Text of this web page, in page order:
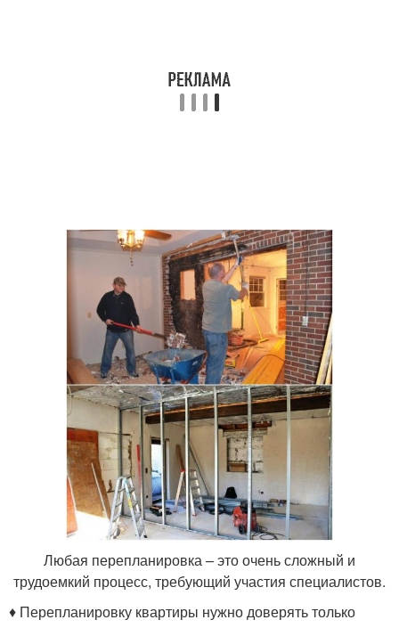
Любая перепланировка – это очень сложный и
трудоемкий процесс, требующий участия специалистов.
♦ Перепланировку квартиры нужно доверять только